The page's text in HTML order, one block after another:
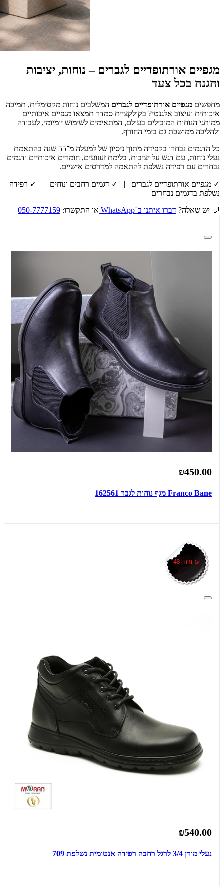
מגפיים אורתופדיים לגברים – נוחות, יציבות
והגנה בכל צעד
מחפשים מגפיים אורתופדיים לגברים המשלבים נוחות מקסימלית, תמיכה
איכותית ועיצוב אלגנטי? בקולקציית סמדר תמצאו מגפיים איכותיים
ממותגי הנוחות המובילים בעולם, המתאימים לשימוש יומיומי, לעבודה
ולהליכה ממושכת גם בימי החורף.
כל הדגמים נבחרו בקפידה מתוך ניסיון של למעלה מ־55 שנה בהתאמת
נעלי נוחות, עם דגש על יציבות, בלימת זעזועים, חומרים איכותיים ודגמים
נבחרים עם רפידה נשלפת להתאמה למדרסים אישיים.
✓ מגפיים אורתופדיים לגברים | ✓ דגמים רחבים ונוחים | ✓ רפידה
נשלפת בדגמים נבחרים
💬 יש שאלה? דברו איתנו ב־WhatsApp או התקשרו: 050-7777159
₪450.00
Franco Bane מגף נוחות לגבר 162561
₪540.00
נעלי מורן 3/4 לרגל רחבה רפידה אנטומית נשלפת 709